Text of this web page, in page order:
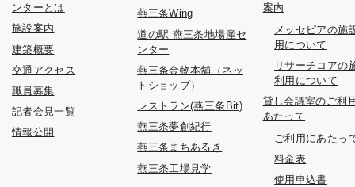
ンターとは
施設案内
建築概要
交通アクセス
職員募集
記者会見一覧
情報公開
燕三条Wing
道の駅 燕三条地場産セ
ンター
燕三条金物本舗（ネッ
トショップ）
レストラン(燕三条Bit)
燕三条夢創紀行
燕三条まちあるき
燕三条工場見学
案内
メッセピアの施
用について
リサーチコアの
利用について
貸し会議室のご利
あたって
ご利用にあたっ
料金表
使用申込書